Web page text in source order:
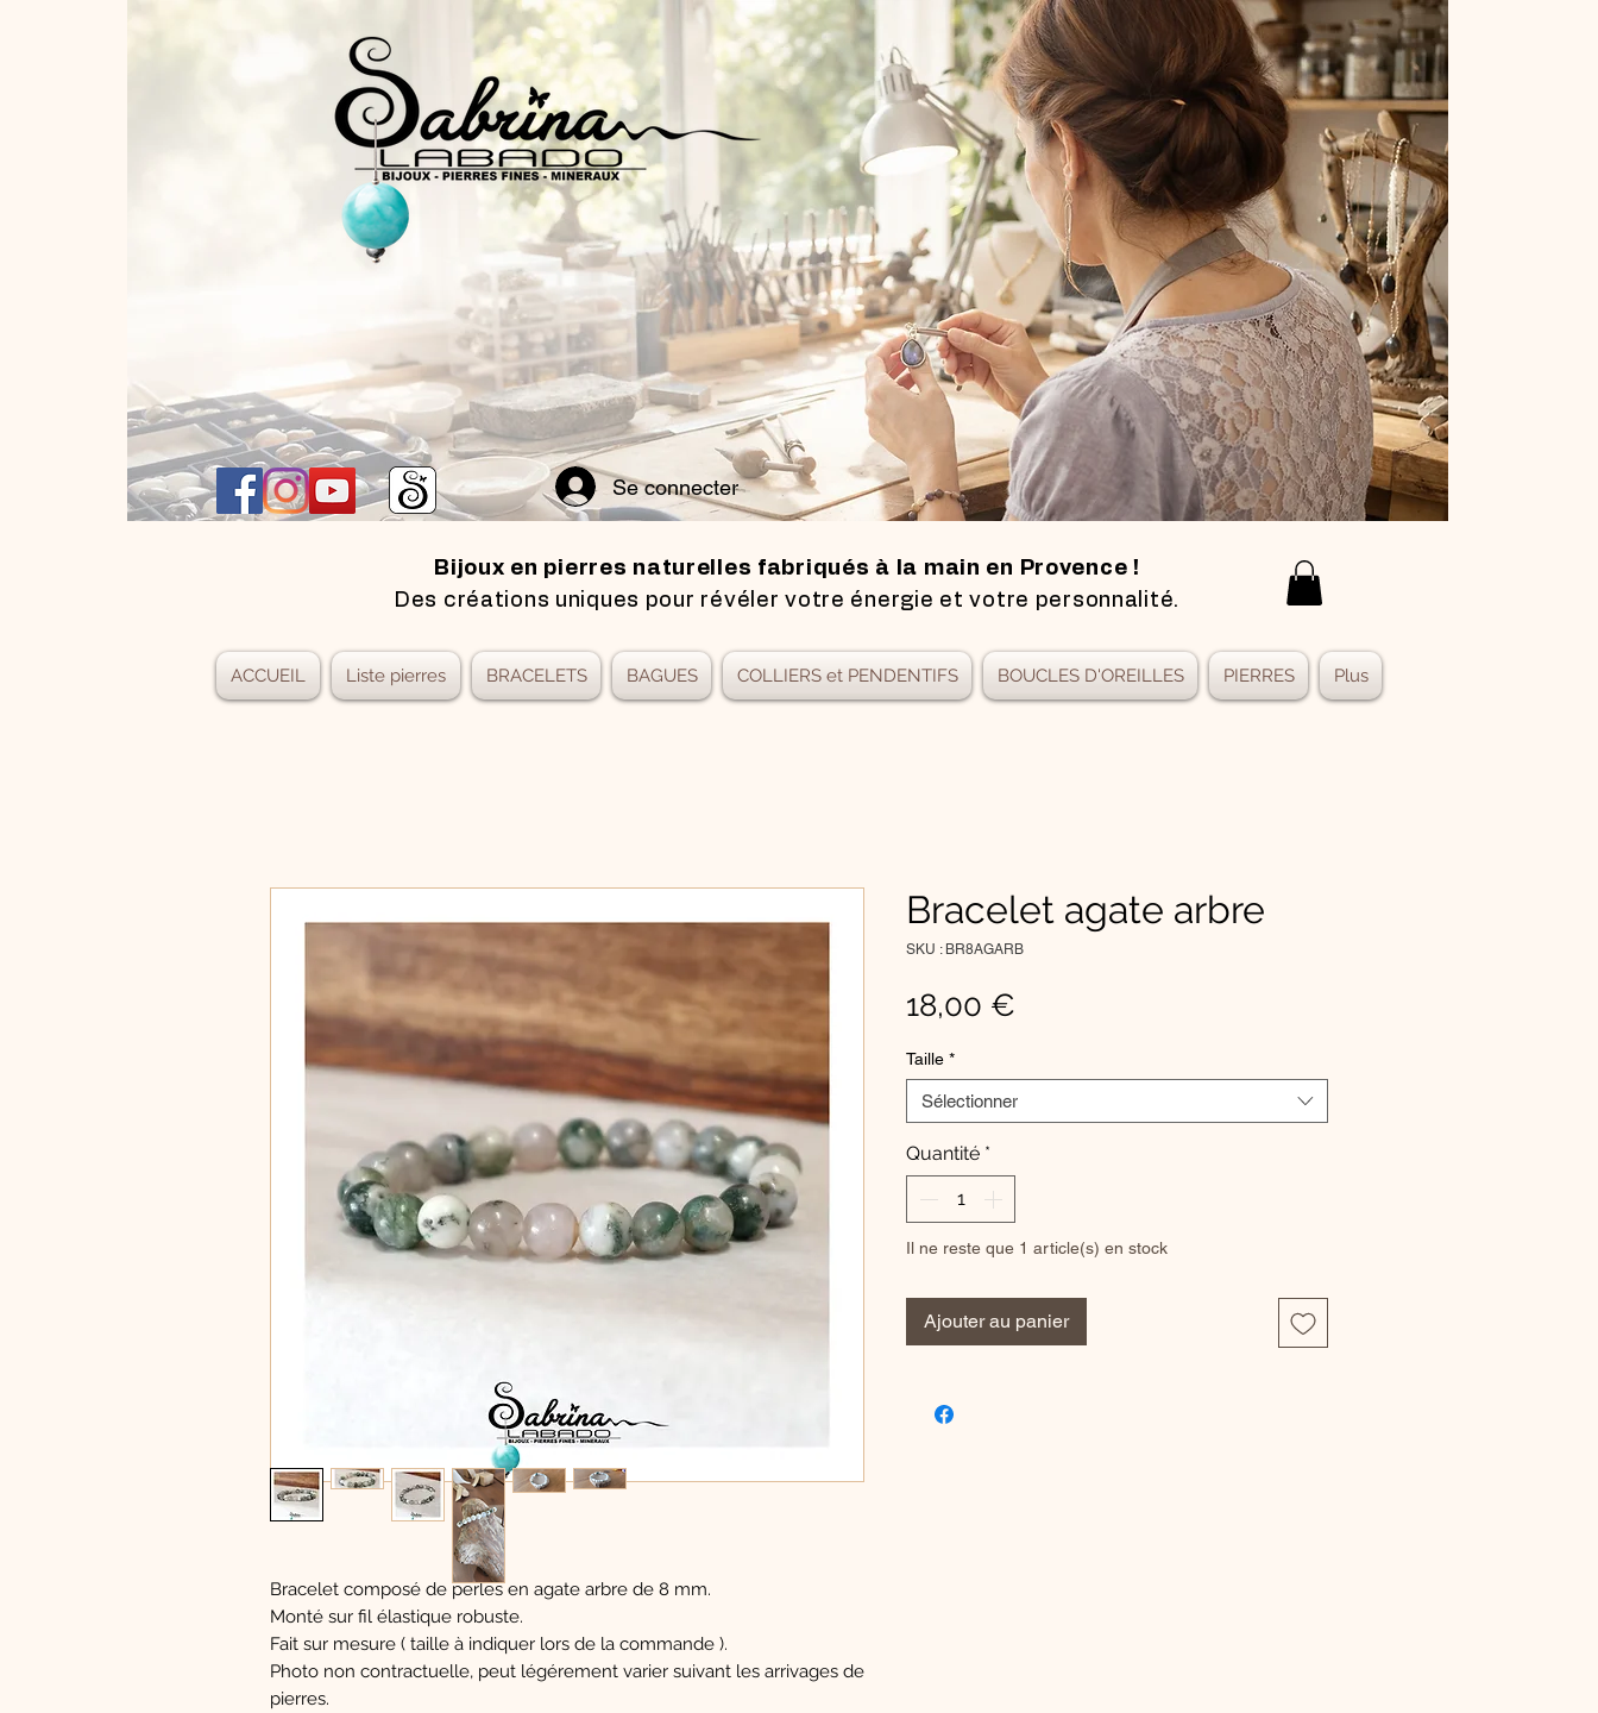
Se connecter
Bijoux en pierres naturelles fabriqués à la main en Provence !
Des créations uniques pour révéler votre énergie et votre personnalité.
ACCUEIL Liste pierres BRACELETS BAGUES COLLIERS et PENDENTIFS BOUCLES D'OREILLES PIERRES Plus
Bracelet composé de perles en agate arbre de 8 mm.
Monté sur fil élastique robuste.
Fait sur mesure ( taille à indiquer lors de la commande ).
Photo non contractuelle, peut légérement varier suivant les arrivages de
pierres.
Bracelet agate arbre
SKU : BR8AGARB
18,00 €
Taille *
Sélectionner
Quantité *
Il ne reste que 1 article(s) en stock
Ajouter au panier